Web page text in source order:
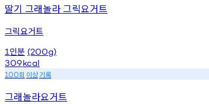
딸기 그래놀라 그릭요거트
그릭요거트
1 인분 (200g)
309kcal
100회 이상기록
그래놀라요거트